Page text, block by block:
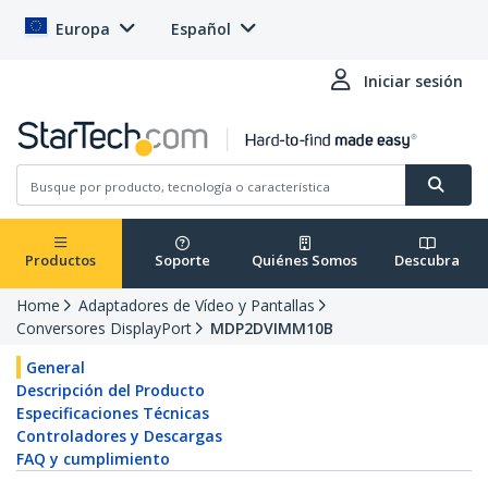
Europa Español
Iniciar sesión
Productos Soporte Quiénes Somos Descubra
Home
Adaptadores de Vídeo y Pantallas
Conversores DisplayPort
MDP2DVIMM10B
General
Descripción del Producto
Especificaciones Técnicas
Controladores y Descargas
FAQ y cumplimiento